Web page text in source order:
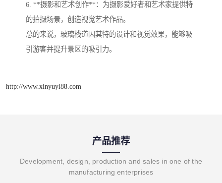
6. **摄影和艺术创作**：为摄影爱好者和艺术家提供特
的拍摄场景，创造视觉艺术作品。
总的来说，玻璃栈道因其特的设计和视觉效果，能够吸
引游客并提升景区的吸引力。
http://www.xinyuyl88.com
产品推荐
Development, design, production and sales in one of the
manufacturing enterprises